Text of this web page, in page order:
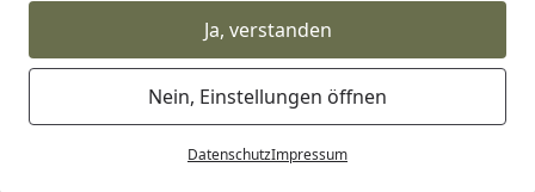
Ja, verstanden
Nein, Einstellungen öffnen
DatenschutzImpressum
Ihre Artikelübersicht
Kategorien